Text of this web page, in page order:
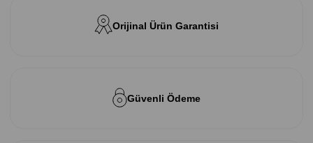
Orijinal Ürün Garantisi
Güvenli Ödeme